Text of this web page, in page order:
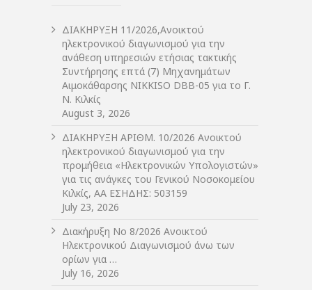
ΔIΑΚΗΡΥΞΗ 11/2026,Ανοικτού
ηλεκτρονικού διαγωνισμού για την
ανάθεση υπηρεσιών ετήσιας τακτικής
Συντήρησης επτά (7) Μηχανημάτων
Αιμοκάθαρσης NIKKISO DBB-05 για το Γ.
Ν. Κιλκίς
August 3, 2026
ΔIΑΚΗΡΥΞΗ ΑΡIΘΜ. 10/2026 Ανοικτού
ηλεκτρονικού διαγωνισμού για την
προμήθεια «Ηλεκτρονικών Υπολογιστών»
για τις ανάγκες του Γενικού Νοσοκομείου
Κιλκίς, ΑΑ ΕΣΗΔΗΣ: 503159
July 23, 2026
Διακήρυξη Νο 8/2026 Ανοικτού
Ηλεκτρονικού Διαγωνισμού άνω των
ορίων για …
July 16, 2026